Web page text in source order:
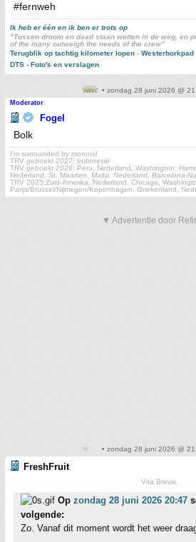
#fernweh
Ik heb er één en ik ben er trots op
"Tussen droom en daad staan wetten in de weg, en
of the many outweigh the needs of the crew"
Terugblik op tachtig kilometer lopen - Westerborkpad
DTS - Foto's en verslagen
• zondag 28 juni 2026 @
Moderator
Fogel
Bolk
I'm surrounded by morons!
TRV geboekt 2027: Indonesië
TRV geboekt 2026: Peru, Nederland, Washington,
Nederland, St. Maarten, Malta, Nederland, Barcelona-
TRV 2025:Zuid-Amerika, Nederland, Chicago,
Parijs/Brussel/Nijmegen/Kopenhagen, Griekenland,
▼ Advertentie door
• zondag 28 juni 2026 @
FreshFruit
Vita Brevis.
Op zondag 28 juni 2026 20:47
volgende:
Zo. Vanaf dit moment wordt het weer